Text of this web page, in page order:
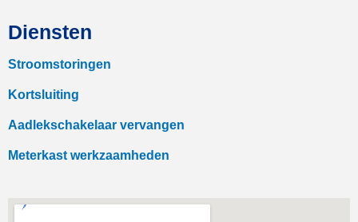
Diensten
Stroomstoringen
Kortsluiting
Aadlekschakelaar vervangen
Meterkast werkzaamheden